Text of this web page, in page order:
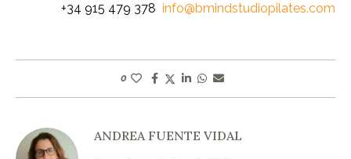
+34 915 479 378 info@bmindstudiopilates.com
0
ANDREA FUENTE VIDAL